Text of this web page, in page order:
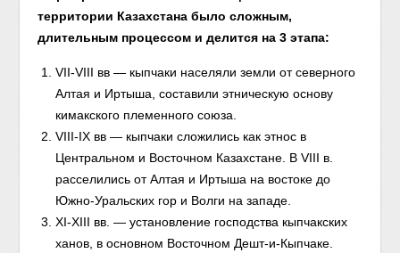
территории Казахстана было сложным,
длительным процессом и делится на 3 этапа:
VII-VIII вв — кыпчаки населяли земли от северного
Алтая и Иртыша, составили этническую основу
кимакского племенного союза.
VIII-IX вв — кыпчаки сложились как этнос в
Центральном и Восточном Казахстане. В VIII в.
расселились от Алтая и Иртыша на востоке до
Южно-Уральских гор и Волги на западе.
XI-XIII вв. — установление господства кыпчакских
ханов, в основном Восточном Дешт-и-Кыпчаке.